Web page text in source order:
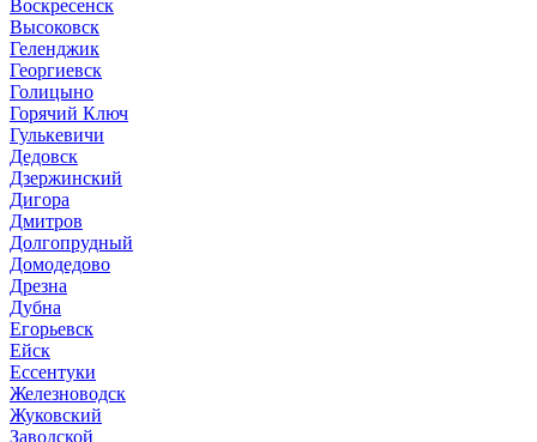
Воскресенск
Высоковск
Геленджик
Георгиевск
Голицыно
Горячий Ключ
Гулькевичи
Дедовск
Дзержинский
Дигора
Дмитров
Долгопрудный
Домодедово
Дрезна
Дубна
Егорьевск
Ейск
Ессентуки
Железноводск
Жуковский
Заводской